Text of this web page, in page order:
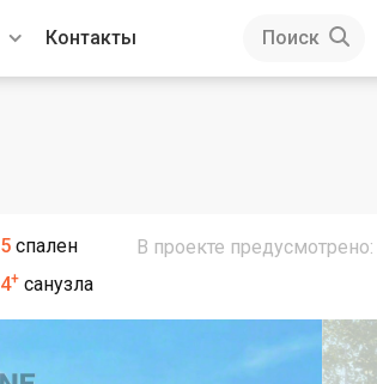
Контакты Поиск
5 спален
4+ санузла
В проекте предусмотрено: